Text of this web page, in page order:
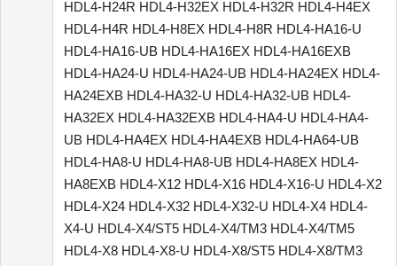
HDL4-H24R HDL4-H32EX HDL4-H32R HDL4-H4EX
HDL4-H4R HDL4-H8EX HDL4-H8R HDL4-HA16-U
HDL4-HA16-UB HDL4-HA16EX HDL4-HA16EXB
HDL4-HA24-U HDL4-HA24-UB HDL4-HA24EX HDL4-
HA24EXB HDL4-HA32-U HDL4-HA32-UB HDL4-
HA32EX HDL4-HA32EXB HDL4-HA4-U HDL4-HA4-
UB HDL4-HA4EX HDL4-HA4EXB HDL4-HA64-UB
HDL4-HA8-U HDL4-HA8-UB HDL4-HA8EX HDL4-
HA8EXB HDL4-X12 HDL4-X16 HDL4-X16-U HDL4-X2
HDL4-X24 HDL4-X32 HDL4-X32-U HDL4-X4 HDL4-
X4-U HDL4-X4/ST5 HDL4-X4/TM3 HDL4-X4/TM5
HDL4-X8 HDL4-X8-U HDL4-X8/ST5 HDL4-X8/TM3